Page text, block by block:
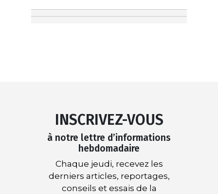
INSCRIVEZ-VOUS
à notre lettre d’informations
hebdomadaire
Chaque jeudi, recevez les
derniers articles, reportages,
conseils et essais de la